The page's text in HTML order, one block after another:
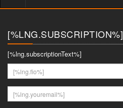
[%LNG.SUBSCRIPTION%]
[%lng.subscriptionText%]
[%lng.fio%]
[%lng.youremail%]